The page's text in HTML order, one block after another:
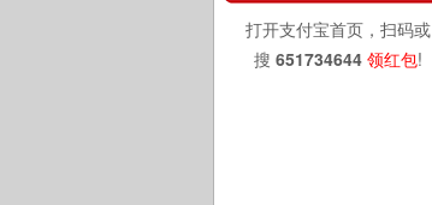
打开支付宝首页，扫码或
搜 651734644 领红包!